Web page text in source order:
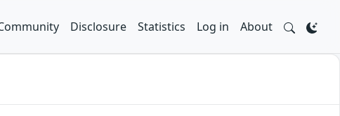
Disclosure Statistics Log in About